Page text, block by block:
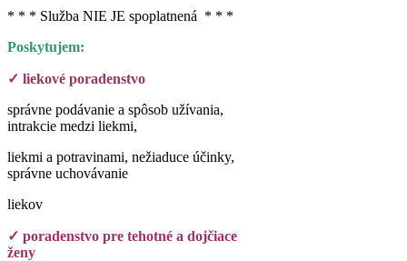
* * * Služba NIE JE spoplatnená * * *
Poskytujem:
✓ liekové poradenstvo
správne podávanie a spôsob užívania,
intrakcie medzi liekmi,
liekmi a potravinami, nežiaduce účinky,
správne uchovávanie
liekov
✓ poradenstvo pre tehotné a dojčiace
ženy